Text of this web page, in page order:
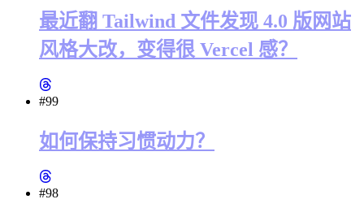
最近翻 Tailwind 文件发现 4.0 版网站
风格大改，变得很 Vercel 感？
#99
如何保持习惯动力？
#98